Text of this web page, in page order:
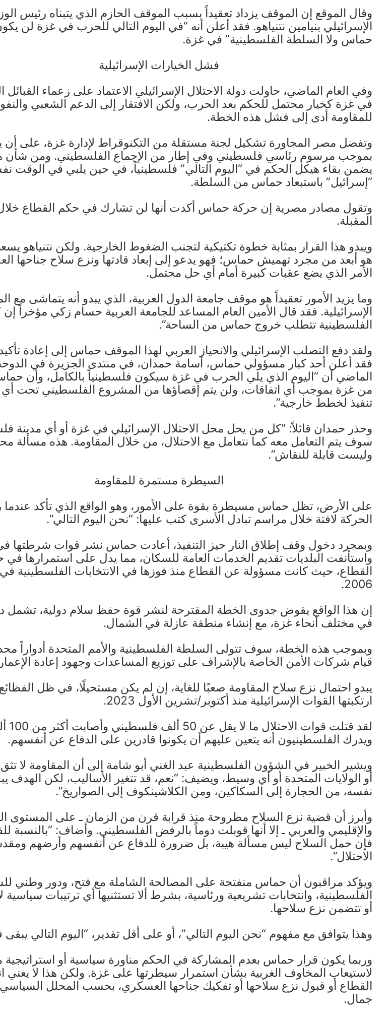
وقال الموقع إن الموقف يزداد تعقيداً بسبب الموقف الحازم الذي يتبناه رئيس
الإسرائيلي بنيامين نتنياهو. فقد أعلن أنه “في اليوم التالي للحرب في غزة لن
حماس ولا السلطة الفلسطينية” في غزة.
فشل الخيارات الإسرائيلية
وفي العام الماضي، حاولت دولة الاحتلال الإسرائيلي الاعتماد على زعماء القبائل
في غزة كخيار محتمل للحكم بعد الحرب، ولكن الافتقار إلى الدعم الشعبي
للمقاومة أدى إلى فشل هذه الخطة.
وتفضل مصر المجاورة تشكيل لجنة مستقلة من التكنوقراط لإدارة غزة، على أن
بموجب مرسوم رئاسي فلسطيني وفي إطار من الإجماع الفلسطيني. ومن شأن
يضمن بقاء هيكل الحكم في “اليوم التالي” فلسطينياً، في حين يلبي في الوقت
“إسرائيل” باستبعاد حماس من السلطة.
وتقول مصادر مصرية إن حركة حماس أكدت أنها لن تشارك في حكم القطاع
المقبلة.
ويبدو هذا القرار بمثابة خطوة تكتيكية لتجنب الضغوط الخارجية. ولكن نتنياهو
هو أبعد من مجرد تهميش حماس؛ فهو يدعو إلى إبعاد قادتها ونزع سلاح جناحها
الأمر الذي يضع عقبات كبيرة أمام أي حل محتمل.
وما يزيد الأمور تعقيداً هو موقف جامعة الدول العربية، الذي يبدو أنه يتماشى مع
الإسرائيلية. فقد قال الأمين العام المساعد للجامعة العربية حسام زكي مؤخراً إن
الفلسطينية تتطلب خروج حماس من الساحة”.
ولقد دفع التصلب الإسرائيلي والانحياز العربي لهذا الموقف حماس إلى إعادة
فقد أعلن أحد كبار مسؤولي حماس، أسامة حمدان، في منتدى الجزيرة في
الماضي أن “اليوم الذي يلي الحرب في غزة سيكون فلسطينياً بالكامل، وأن
من غزة بموجب أي اتفاقات، ولن يتم إقصاؤها من المشروع الفلسطيني تحت
تنفيذ لخطط خارجية”.
وحذر حمدان قائلاً: “كل من يحل محل الاحتلال الإسرائيلي في غزة أو أي مدينة
سوف يتم التعامل معه كما نتعامل مع الاحتلال، من خلال المقاومة. هذه مسألة
وليست قابلة للنقاش”.
السيطرة مستمرة للمقاومة
على الأرض، تظل حماس مسيطرة بقوة على الأمور، وهو الواقع الذي تأكد
الحركة لافتة خلال مراسم تبادل الأسرى كتب عليها: “نحن اليوم التالي”.
وبمجرد دخول وقف إطلاق النار حيز التنفيذ، أعادت حماس نشر قوات شرطتها
واستأنفت البلديات تقديم الخدمات العامة للسكان، مما يدل على استمرارها في
القطاع، حيث كانت مسؤولة عن القطاع منذ فوزها في الانتخابات الفلسطينية
2006.
إن هذا الواقع يقوض جدوى الخطة المقترحة لنشر قوة حفظ سلام دولية، تشمل
في مختلف أنحاء غزة، مع إنشاء منطقة عازلة في الشمال.
وبموجب هذه الخطة، سوف تتولى السلطة الفلسطينية والأمم المتحدة أدواراً
قيام شركات الأمن الخاصة بالإشراف على توزيع المساعدات وجهود إعادة
يبدو احتمال نزع سلاح المقاومة صعبًا للغاية، إن لم يكن مستحيلًا، في ظل
ارتكبتها القوات الإسرائيلية منذ أكتوبر/تشرين الأول 2023.
لقد
ويدرك الفلسطينيون أنه يتعين عليهم أن يكونوا قادرين على الدفاع عن أنفسهم.
ويشير الخبير في الشؤون الفلسطينية عبد الغني أبو شامة إلى أن المقاومة لا
أو الولايات المتحدة أو أي وسيط، ويضيف: “نعم، قد تتغير الأساليب، لكن الهدف
نفسه، من الحجارة إلى السكاكين، ومن الكلاشينكوف إلى الصواريخ”.
وأبرز أن قضية نزع السلاح مطروحة منذ قرابة قرن من الزمان ـ على المستوى
والإقليمي والعربي ـ إلا أنها قوبلت دوماً بالرفض الفلسطيني. وأضاف: “بالنسبة
فإن حمل السلاح ليس مسألة هيبة، بل ضرورة للدفاع عن أنفسهم وأرضهم
الاحتلال”.
ويؤكد مراقبون أن حماس منفتحة على المصالحة الشاملة مع فتح، ودور وطني
الفلسطينية، وانتخابات تشريعية ورئاسية، بشرط ألا تستثنيها أي ترتيبات سياسية
أو تتضمن نزع سلاحها.
وهذا يتوافق مع مفهوم “نحن اليوم التالي”، أو على أقل تقدير، “اليوم التالي يبقى
وربما يكون قرار حماس بعدم المشاركة في الحكم مناورة سياسية أو استراتيجية
لاستيعاب المخاوف الغربية بشأن استمرار سيطرتها على غزة. ولكن هذا لا يعني
القطاع أو قبول نزع سلاحها أو تفكيك جناحها العسكري، بحسب المحلل
جمال.